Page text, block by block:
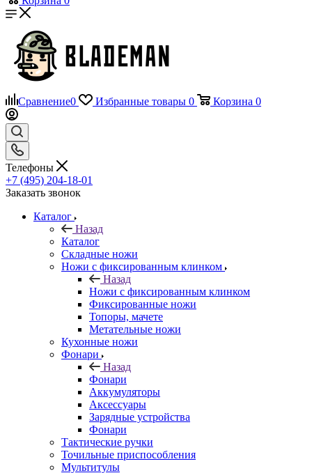
Сравнение0 Избранные товары 0 Корзина 0
Телефоны
+7 (495) 204-18-01
Заказать звонок
Каталог
Назад
Каталог
Складные ножи
Ножи с фиксированным клинком
Назад
Ножи с фиксированным клинком
Фиксированные ножи
Топоры, мачете
Метательные ножи
Кухонные ножи
Фонари
Назад
Фонари
Аккумуляторы
Аксессуары
Зарядные устройства
Фонари
Тактические ручки
Точильные приспособления
Мультитулы